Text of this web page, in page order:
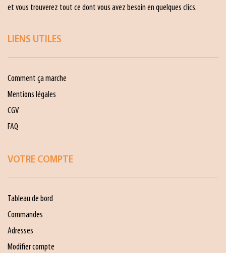
et vous trouverez tout ce dont vous avez besoin en quelques clics.
LIENS UTILES
Comment ça marche
Mentions légales
CGV
FAQ
VOTRE COMPTE
Tableau de bord
Commandes
Adresses
Modifier compte